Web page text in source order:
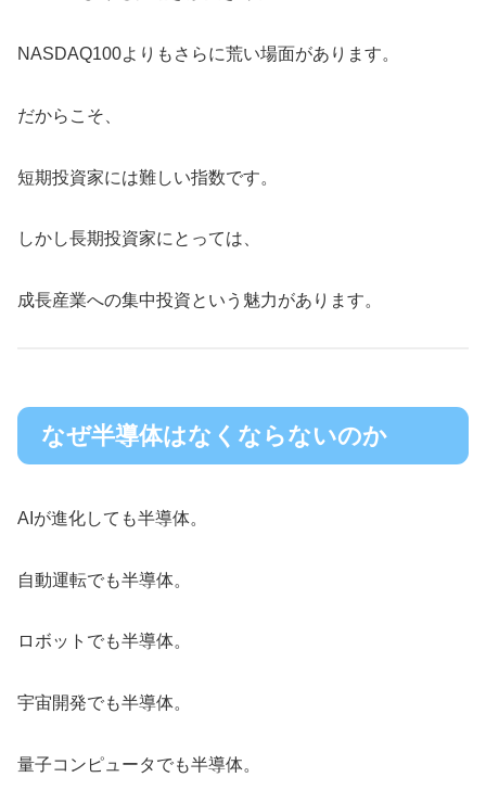
NASDAQ100よりもさらに荒い場面があります。
だからこそ、
短期投資家には難しい指数です。
しかし長期投資家にとっては、
成長産業への集中投資という魅力があります。
なぜ半導体はなくならないのか
AIが進化しても半導体。
自動運転でも半導体。
ロボットでも半導体。
宇宙開発でも半導体。
量子コンピュータでも半導体。